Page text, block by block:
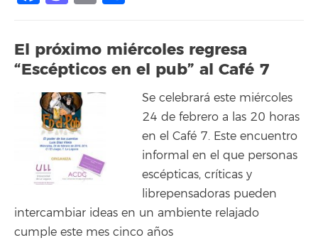
El próximo miércoles regresa
“Escépticos en el pub” al Café 7
Se celebrará este miércoles
24 de febrero a las 20 horas
en el Café 7. Este encuentro
informal en el que personas
escépticas, críticas y
librepensadoras pueden
intercambiar ideas en un ambiente relajado
cumple este mes cinco años